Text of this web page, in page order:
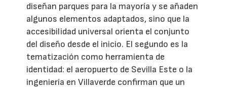
diseñan parques para la mayoría y se añaden
algunos elementos adaptados, sino que la
accesibilidad universal orienta el conjunto
del diseño desde el inicio. El segundo es la
tematización como herramienta de
identidad: el aeropuerto de Sevilla Este o la
ingeniería en Villaverde confirman que un